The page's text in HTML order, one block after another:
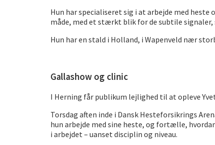
Hun har specialiseret sig i at arbejde med
måde, med et stærkt blik for de subtile signaler,
Hun har en stald i Holland, i Wapenveld nær
Gallashow og clinic
I Herning får publikum lejlighed til at opleve
Torsdag aften inde i Dansk Hesteforsikrings
hun arbejde med sine heste, og fortælle,
i arbejdet – uanset disciplin og niveau.